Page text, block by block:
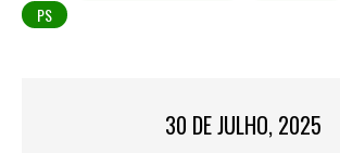
PS
30 DE JULHO, 2025